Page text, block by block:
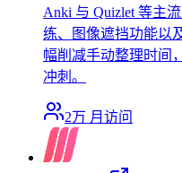
Anki 与 Quizlet 等主
练、图像遮挡功能以
幅削减手动整理时间
冲刺。
2万 月访问